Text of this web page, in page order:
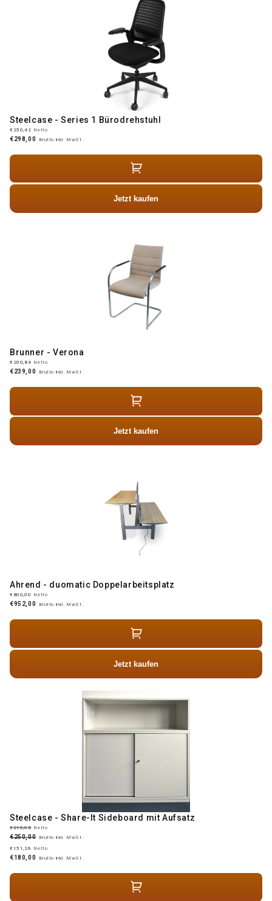
Steelcase - Series 1 Bürodrehstuhl
€250,42 Netto
€298,00 Brutto inkl. MwSt.
Jetzt kaufen
Brunner - Verona
€200,84 Netto
€239,00 Brutto inkl. MwSt.
Jetzt kaufen
Ahrend - duomatic Doppelarbeitsplatz
€800,00 Netto
€952,00 Brutto inkl. MwSt.
Jetzt kaufen
Steelcase - Share-It Sideboard mit Aufsatz
€210,08 Netto
€250,00 Brutto inkl. MwSt.
€151,26
Netto
€180,00 Brutto inkl. MwSt.